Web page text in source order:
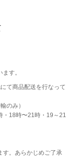
す。
て商品配送を行なって
のみ）
・18時〜21時・19～21
。あらかじめご了承